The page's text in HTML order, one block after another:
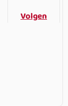
Volgen